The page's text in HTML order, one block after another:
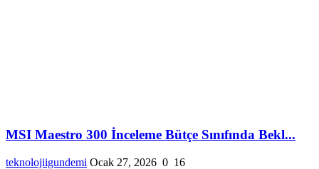
MSI Maestro 300 İnceleme Bütçe Sınıfında Bekl...
teknolojiigundemi Ocak 27, 2026 0 16